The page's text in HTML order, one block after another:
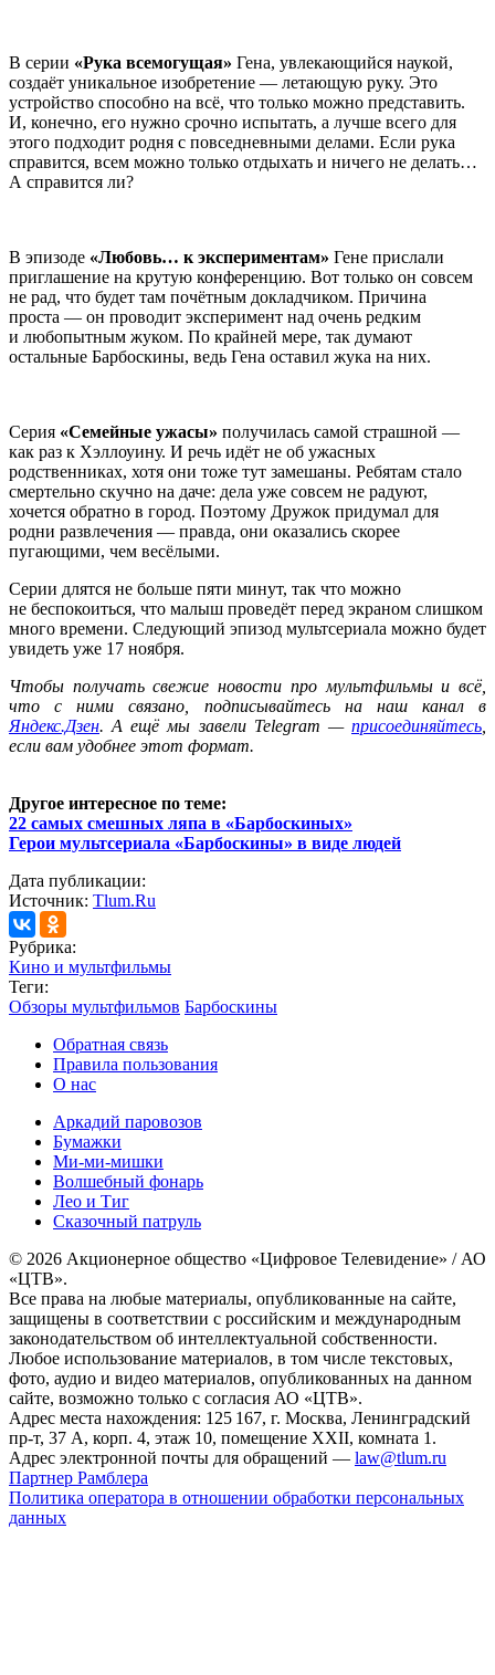
В серии «Рука всемогущая» Гена, увлекающийся наукой,
создаёт уникальное изобретение — летающую руку. Это
устройство способно на всё, что только можно представить.
И, конечно, его нужно срочно испытать, а лучше всего для
этого подходит родня с повседневными делами. Если рука
справится, всем можно только отдыхать и ничего не делать…
А справится ли?
В эпизоде «Любовь… к экспериментам» Гене прислали
приглашение на крутую конференцию. Вот только он совсем
не рад, что будет там почётным докладчиком. Причина
проста — он проводит эксперимент над очень редким
и любопытным жуком. По крайней мере, так думают
остальные Барбоскины, ведь Гена оставил жука на них.
Серия «Семейные ужасы» получилась самой страшной —
как раз к Хэллоуину. И речь идёт не об ужасных
родственниках, хотя они тоже тут замешаны. Ребятам стало
смертельно скучно на даче: дела уже совсем не радуют,
хочется обратно в город. Поэтому Дружок придумал для
родни развлечения — правда, они оказались скорее
пугающими, чем весёлыми.
Серии длятся не больше пяти минут, так что можно
не беспокоиться, что малыш проведёт перед экраном слишком
много времени. Следующий эпизод мультсериала можно будет
увидеть уже 17 ноября.
Чтобы получать свежие новости про мультфильмы и всё,
что с ними связано, подписывайтесь на наш канал в
Яндекс.Дзен. А ещё мы завели Telegram — присоединяйтесь
если вам удобнее этот формат.
Другое интересное по теме:
22 самых смешных ляпа в «Барбоскиных»
Герои мультсериала «Барбоскины» в виде людей
Дата публикации:
Источник: Tlum.Ru
Рубрика:
Кино и мультфильмы
Теги:
Обзоры мультфильмов Барбоскины
Обратная связь
Правила пользования
О нас
Аркадий паровозов
Бумажки
Ми-ми-мишки
Волшебный фонарь
Лео и Тиг
Сказочный патруль
© 2026 Акционерное общество «Цифровое Телевидение» / АО
«ЦТВ».
Все права на любые материалы, опубликованные на сайте,
защищены в соответствии с российским и международным
законодательством об интеллектуальной собственности.
Любое использование материалов, в том числе текстовых,
фото, аудио и видео материалов, опубликованных на данном
сайте, возможно только с согласия АО «ЦТВ».
Адрес места нахождения: 125 167, г. Москва, Ленинградский
пр-т, 37 А, корп. 4, этаж 10, помещение XXII, комната 1.
Адрес электронной почты для обращений — law@tlum.ru
Партнер Рамблера
Политика оператора в отношении обработки персональных
данных